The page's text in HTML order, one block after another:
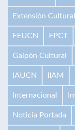
Extensión Cultural
FEUCN FPCT
Galpón Cultural
IAUCN IIAM
Internacional
Noticia Portada